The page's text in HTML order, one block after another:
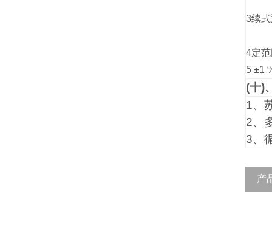
3续
4定
5 ±1
(十)
1、
2、
3、
产